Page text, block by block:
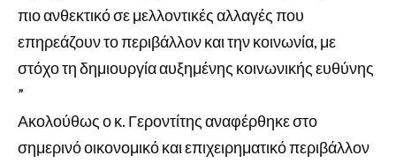
πιο ανθεκτικό σε μελλοντικές αλλαγές που
επηρεάζουν το περιβάλλον και την κοινωνία, με
στόχο τη δημιουργία αυξημένης κοινωνικής ευθύνης
”
Ακολούθως ο κ. Γεροντίτης αναφέρθηκε στο
σημερινό οικονομικό και επιχειρηματικό περιβάλλον